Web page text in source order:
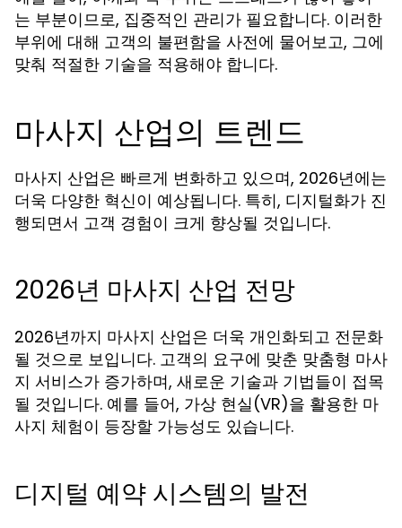
는 부분이므로, 집중적인 관리가 필요합니다. 이러한
부위에 대해 고객의 불편함을 사전에 물어보고, 그에
맞춰 적절한 기술을 적용해야 합니다.
마사지 산업의 트렌드
마사지 산업은 빠르게 변화하고 있으며, 2026년에는
더욱 다양한 혁신이 예상됩니다. 특히, 디지털화가 진
행되면서 고객 경험이 크게 향상될 것입니다.
2026년 마사지 산업 전망
2026년까지 마사지 산업은 더욱 개인화되고 전문화
될 것으로 보입니다. 고객의 요구에 맞춘 맞춤형 마사
지 서비스가 증가하며, 새로운 기술과 기법들이 접목
될 것입니다. 예를 들어, 가상 현실(VR)을 활용한 마
사지 체험이 등장할 가능성도 있습니다.
디지털 예약 시스템의 발전